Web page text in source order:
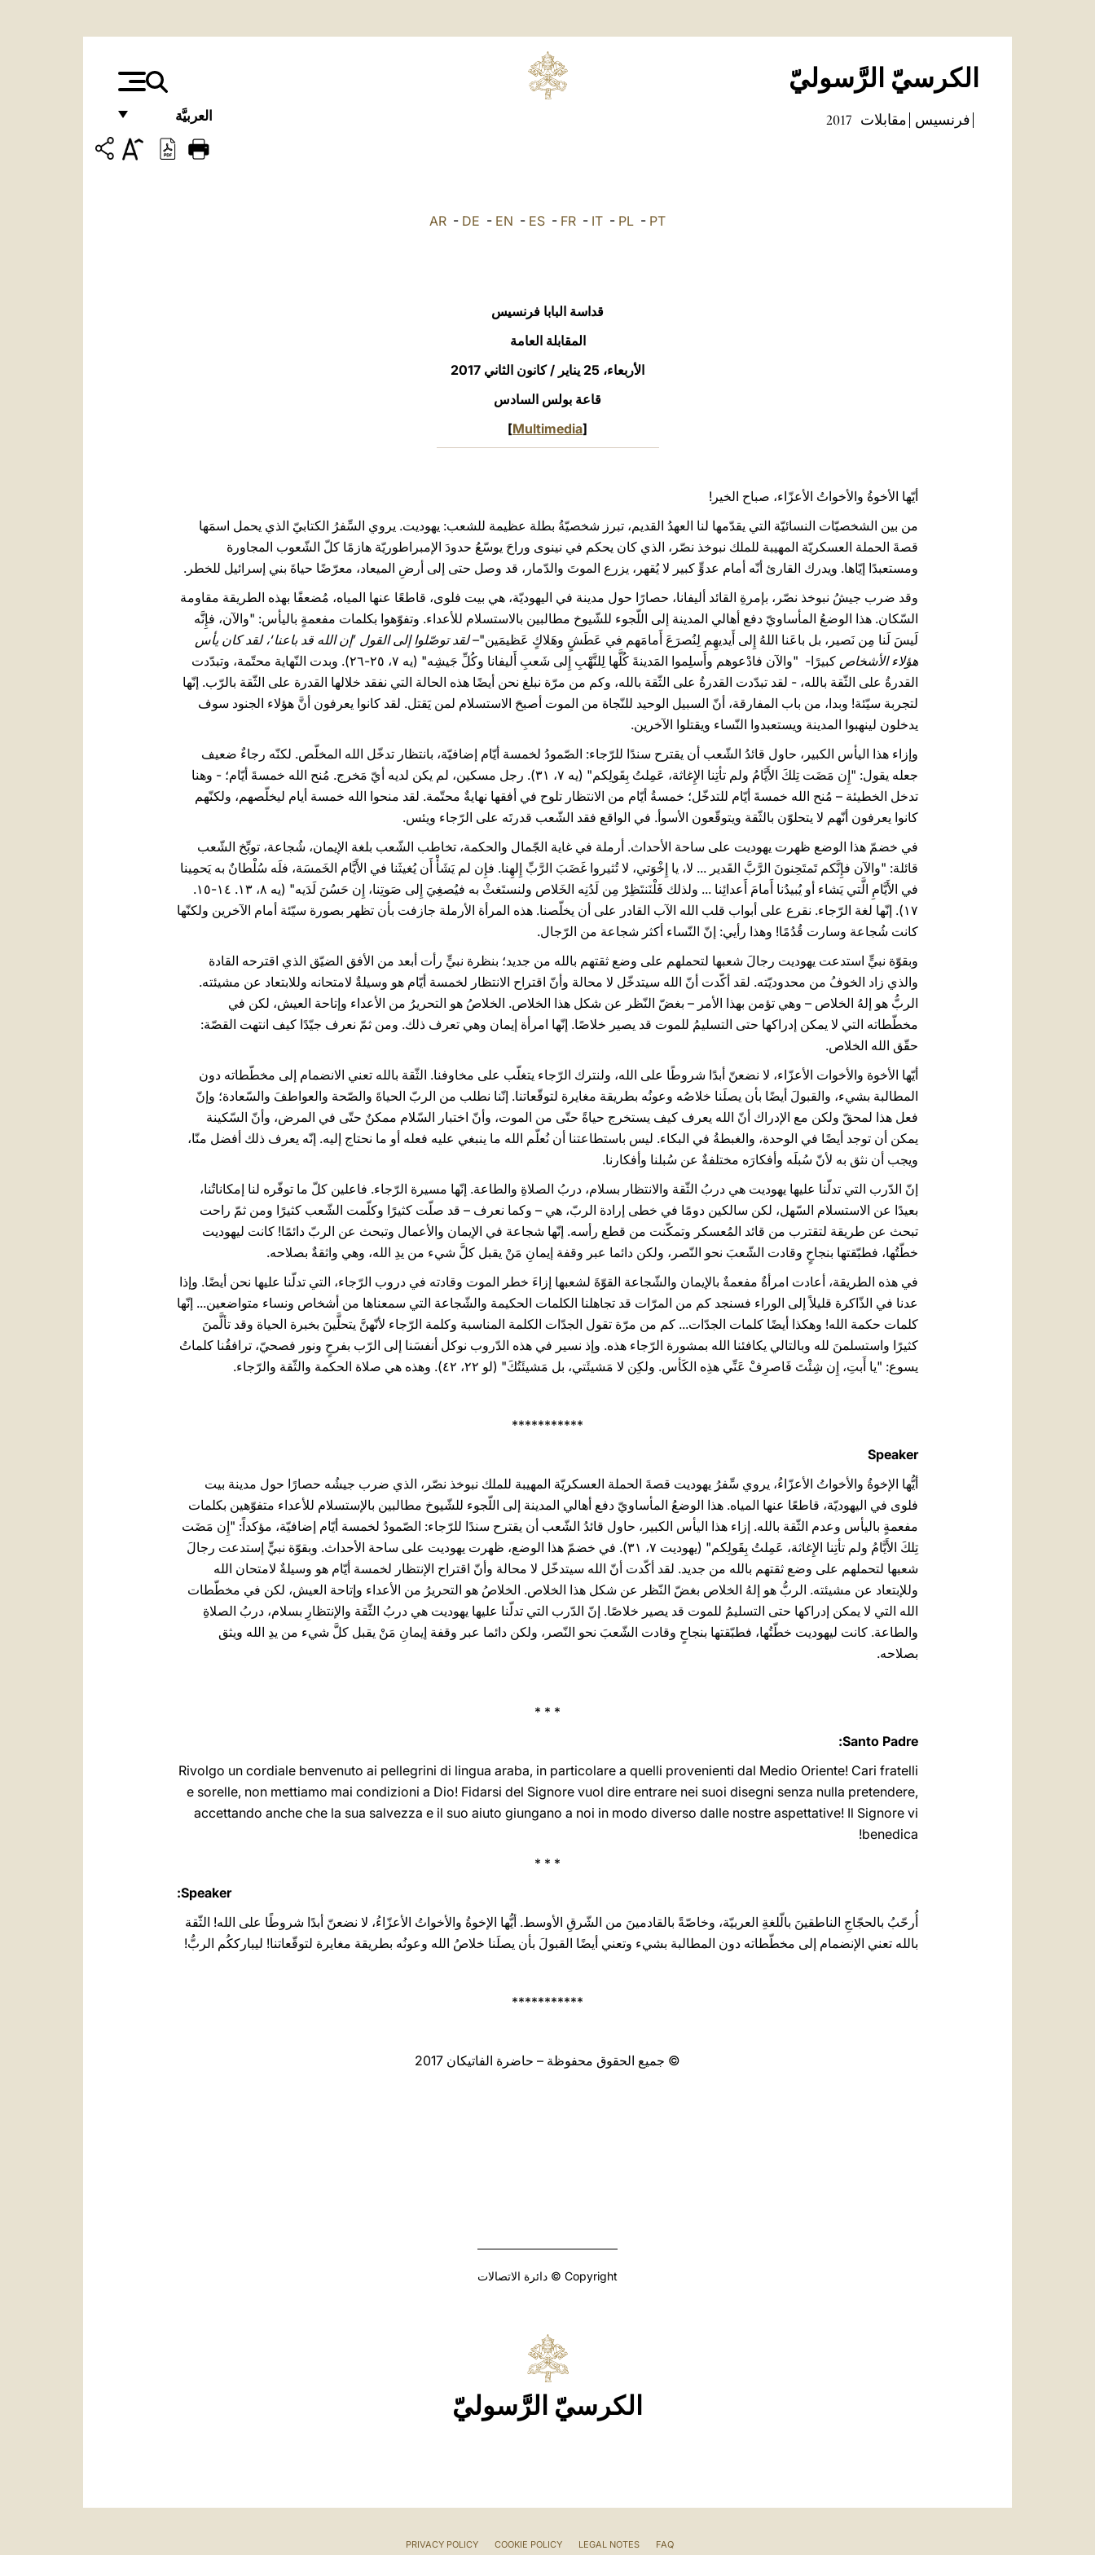
الكرسيّ الرَّسوليّ
العربيَّة
FRANÇAIS
فرنسيس مقابلات 2017
AR - DE - EN - ES - FR - IT - PL - PT
قداسة البابا فرنسيس
المقابلة العامة
الأربعاء، 25 يناير / كانون الثاني 2017‏
قاعة بولس السادس
[
Multimedia
]
أيّها الأخوةُ والأخواتُ الأعزّاء، صباح الخير!
من بين الشخصيّات النسائيّة التي يقدّمها لنا العهدُ القديم، تبرز شخصيّةُ بطلة عظيمة للشعب: يهوديت. يروي السِّفرُ الكتابيّ الذي يحمل اسمَها
قصةَ الحملة العسكريّة المهيبة للملك نبوخذ نصّر، الذي كان يحكم في نينوى وراحَ يوسّعُ حدودَ الإمبراطوريّة هازمًا كلّ الشّعوب المجاورة
ومستعبدًا إيّاها. ويدرك القارئ أنّه أمام عدوٍّ كبير لا يُقهر، يزرع الموتَ والدّمار، قد وصل حتى إلى أرضِ الميعاد، معرّضًا حياةَ بني إسرائيل للخطر.
وقد ضرب جيشُ نبوخذ نصّر، بإمرةِ القائد أليفانا، حصارًا حول مدينة في اليهوديّة، هي بيت فلوى، قاطعًا عنها المياه، مُضعفًا بهذه الطريقة مقاومة
السّكان. هذا الوضعُ المأساويّ دفع أهالي المدينة إلى اللّجوء للشّيوخ مطالبين بالاستسلام للأعداء. وتفوّهوا بكلمات مفعمةٍ باليأس: "والآن، فإِنَّه
لَيسَ لَنا مِن نَصير، بل باعَنا اللهُ إِلى أَيديهِم لِنُصرَعَ أَمامَهم في عَطَشٍ وهَلاكٍ عَظيمَين"– لقد توصّلوا إلى القول ’إن الله قد باعنا‘، لقد كان يأس
هؤلاء الأشخاص
كبيرًا- "والآن فادْعوهم وأَسلِموا المَدينةَ كُلَّها لِلنَّهْبِ إِلى شَعبِ أَليفانا وكُلِّ جَيشِه" (يه ٧، ۲٥-۲٦). وبدت النّهاية محتّمة، وتبدّدت
القدرةُ على الثّقة بالله، - لقد تبدّدت القدرةُ على الثّقة بالله، وكم من مرّة نبلغ نحن أيضًا هذه الحالة التي نفقد خلالها القدرة على الثّقة بالرّب. إنّها
لتجربة سيّئة! وبدا، من باب المفارقة، أنّ السبيل الوحيد للنّجاة من الموت أصبحَ الاستسلام لمن يَقتل. لقد كانوا يعرفون أنَّ هؤلاء الجنود سوف
يدخلون لينهبوا المدينة ويستعبدوا النّساء ويقتلوا الآخرين.
وإزاء هذا اليأس الكبير، حاول قائدُ الشّعب أن يقترح سندًا للرّجاء: الصّمودُ لخمسة أيّام إضافيّة، بانتظار تدخّل الله المخلّص. لكنّه رجاءٌ ضعيف
جعله يقول: "إِن مَضَت تِلكَ الأَيَّامُ ولم تأتِنا الإِغاثة، عَمِلتُ بِقَولِكم" (يه ٧، ۳۱). رجل مسكين، لم يكن لديه أيّ مَخرج. مُنح الله خمسةَ أيّام؛ - وهنا
تدخل الخطيئة – مُنح الله خمسةَ أيّام للتدخّل؛ خمسةُ أيّام من الانتظار تلوح في أفقها نهايةٌ محتّمة. لقد منحوا الله خمسة أيام ليخلّصهم، ولكنّهم
كانوا يعرفون أنّهم لا يتحلوّن بالثّقة ويتوقّعون الأسوأ. في الواقع فقد الشّعب قدرتَه على الرّجاء ويئس.
في خضمّ هذا الوضع ظهرت يهوديت على ساحة الأحداث. أرملة في غاية الجّمال والحكمة، تخاطب الشّعب بلغة الإيمان، شُجاعة، توبِّخ الشّعب
قائلة: "والآن فإِنَّكم تَمتَحِنونَ الرَّبَّ القَدير ... لا، يا إِخْوَتي، لا تُثيروا غَضَبَ الرَّبِّ إِلهِنا. فإِن لم يَشَأْ أَن يُغيثَنا في الأَيَّام الخَمسَة، فلَه سُلْطانٌ به يَحمِينا
في الأَيَّامِ الَّتي يَشاء أو يُبيدُنا أَمامَ أَعدائِنا ... ولذلك فَلْنَنتَظِرْ مِن لَدُنِه الخَلاص ولنستَغثْ به فيُصغِيَ إِلى صَوتِنا، إِن حَسُنَ لَدَيه" (يه ٨، ۱۳. ۱٤-۱٥.
۱٧). إنّها لغة الرّجاء. نقرع على أبواب قلب الله الآب القادر على أن يخلّصنا. هذه المرأة الأرملة جازفت بأن تظهر بصورة سيّئة أمام الآخرين ولكنّها
كانت شُجاعة وسارت قُدُمًا! وهذا رأيي: إنّ النّساء أكثر شجاعة من الرّجال.
وبقوّة نبيٍّ استدعت يهوديت رجالَ شعبها لتحملهم على وضع ثقتهم بالله من جديد؛ بنظرة نبيٍّ رأت أبعد من الأفق الضيّق الذي اقترحه القادة
والذي زاد الخوفُ من محدوديّته. لقد أكّدت أنّ الله سيتدخّل لا محالة وأنّ اقتراح الانتظار لخمسة أيّام هو وسيلةٌ لامتحانه وللابتعاد عن مشيئته.
الربُّ هو إلهُ الخلاص – وهي تؤمن بهذا الأمر – بغضّ النّظر عن شكل هذا الخلاص. الخلاصُ هو التحريرُ من الأعداء وإتاحة العيش، لكن في
مخطّطاته التي لا يمكن إدراكها حتى التسليمُ للموت قد يصير خلاصًا. إنّها امرأة إيمان وهي تعرف ذلك. ومن ثمّ نعرف جيّدًا كيف انتهت القصّة:
حقّق الله الخلاص.
أيّها الأخوة والأخوات الأعزّاء، لا نضعنّ أبدًا شروطًا على الله، ولنترك الرّجاء يتغلّب على مخاوفنا. الثّقة بالله تعني الانضمام إلى مخطّطاته دون
المطالبة بشيء، والقبولَ أيضًا بأن يصلَنا خلاصُه وعونُه بطريقة مغايرة لتوقّعاتنا. إنّنا نطلب من الربّ الحياةَ والصّحة والعواطفَ والسّعادة؛ وإنّ
فعل هذا لمحقّ ولكن مع الإدراك أنّ الله يعرف كيف يستخرج حياةً حتّى من الموت، وأنّ اختبار السّلام ممكنٌ حتّى في المرض، وأنّ السّكينة
يمكن أن توجد أيضًا في الوحدة، والغبطةُ في البكاء. ليس باستطاعتنا أن نُعلّم الله ما ينبغي عليه فعله أو ما نحتاج إليه. إنّه يعرف ذلك أفضل منّا،
ويجب أن نثق به لأنّ سُبلَه وأفكارَه مختلفةٌ عن سُبلنا وأفكارنا.
إنّ الدّرب التي تدلّنا عليها يهوديت هي دربُ الثّقة والانتظار بسلام، دربُ الصلاةِ والطاعة. إنّها مسيرة الرّجاء. فاعلين كلّ ما توفّره لنا إمكاناتُنا،
بعيدًا عن الاستسلام السّهل، لكن سالكين دومًا في خطى إرادة الربّ، هي – وكما نعرف – قد صلّت كثيرًا وكلّمت الشّعب كثيرًا ومن ثمّ راحت
تبحث عن طريقة لتقترب من قائد المُعسكر وتمكّنت من قطع رأسه. إنّها شجاعة في الإيمان والأعمال وتبحث عن الربّ دائمًا! كانت ليهوديت
خطّتُها، فطبّقتها بنجاحٍ وقادت الشّعبَ نحو النّصر، ولكن دائما عبر وقفة إيمانِ مَنْ يقبل كلَّ شيء من يدِ الله، وهي واثقةٌ بصلاحه.
في هذه الطريقة، أعادت امرأةٌ مفعمةٌ بالإيمان والشّجاعة القوّةَ لشعبها إزاءَ خطر الموت وقادته في دروب الرّجاء، التي تدلّنا عليها نحن أيضًا. وإذا
عدنا في الذّاكرة قليلاً إلى الوراء فسنجد كم من المرّات قد تجاهلنا الكلمات الحكيمة والشّجاعة التي سمعناها من أشخاص ونساء متواضعين... إنّها
كلمات حكمة الله! وهكذا أيضًا كلمات الجدّات... كم من مرّة تقول الجدّات الكلمة المناسبة وكلمة الرّجاء لأنّهنَّ يتحلَّينَ بخبرة الحياة وقد تألَّمنَ
كثيرًا واستسلمنَ لله وبالتالي يكافئنا الله بمشورة الرّجاء هذه. وإذ نسير في هذه الدّروب نوكل أنفسَنا إلى الرّب بفرحٍ ونور فصحيّ، ترافقُنا كلماتُ
يسوع: "يا أَبتِ، إِن شِئْتَ فَاصرِفْ عَنِّي هذِه الكَأس. ولكِن لا مَشيئَتي، بل مَشيئَتُكَ" (لو ۲۲، ٤۲). وهذه هي صلاة الحكمة والثّقة والرّجاء.
***********
Speaker
أيُّها الإخوةُ والأخواتُ الأعزّاءُ، يروي سِّفرُ يهوديت قصةَ الحملة العسكريّة المهيبة للملك نبوخذ نصّر، الذي ضرب جيشُه حصارًا حول مدينة بيت
فلوى في اليهوديّة، قاطعًا عنها المياه. هذا الوضعُ المأساويّ دفع أهالي المدينة إلى اللّجوء للشّيوخ مطالبين بالإستسلام للأعداء متفوّهين بكلمات
مفعمةٍ باليأس وعدم الثّقة بالله. إزاء هذا اليأس الكبير، حاول قائدُ الشّعب أن يقترح سندًا للرّجاء: الصّمودُ لخمسة أيّام إضافيّة، مؤكداً: "إِن مَضَت
تِلكَ الأَيَّامُ ولم تأتِنا الإِغاثة، عَمِلتُ بِقَولِكم" (يهوديت ٧، ۳۱). في خضمّ هذا الوضع، ظهرت يهوديت على ساحة الأحداث. وبقوّة نبيٍّ إستدعت رجالَ
شعبها لتحملهم على وضع ثقتهم بالله من جديد. لقد أكّدت أنّ الله سيتدخّل لا محالة وأنّ اقتراح الإنتظار لخمسة أيّام هو وسيلةٌ لامتحان الله
وللإبتعاد عن مشيئته. الربُّ هو إلهُ الخلاص بغضّ النّظر عن شكل هذا الخلاص. الخلاصُ هو التحريرُ من الأعداء وإتاحة العيش، لكن في مخطّطات
الله التي لا يمكن إدراكها حتى التسليمُ للموت قد يصير خلاصًا. إنّ الدّرب التي تدلّنا عليها يهوديت هي دربُ الثّقة والإنتظارِ بسلام، دربُ الصلاةِ
والطاعة. كانت ليهوديت خطّتُها، فطبّقتها بنجاحٍ وقادت الشّعبَ نحو النّصر، ولكن دائما عبر وقفة إيمانِ مَنْ يقبل كلَّ شيء من يدِ الله ويثق
بصلاحه.
* * *
Santo Padre:
Rivolgo un cordiale benvenuto ai pellegrini di lingua araba, in particolare a quelli provenienti dal Medio Oriente! Cari fratelli
e sorelle, non mettiamo mai condizioni a Dio! Fidarsi del Signore vuol dire entrare nei suoi disegni senza nulla pretendere,
accettando anche che la sua salvezza e il suo aiuto giungano a noi in modo diverso dalle nostre aspettative! Il Signore vi
benedica!
* * *
Speaker:
أُرحّبُ بالحجّاجِ الناطقينَ بالّلغةِ العربيّة، وخاصّةً بالقادمينَ من الشّرقِ الأوسط. أيُّها الإخوةُ والأخواتُ الأعزّاءُ، لا نضعنّ أبدًا شروطًا على الله! الثّقة
بالله تعني الإنضمام إلى مخطّطاته دون المطالبة بشيء وتعني أيضًا القبولَ بأن يصلَنا خلاصُ الله وعونُه بطريقة مغايرة لتوقّعاتنا! ليبارككُم الربُّ!
***********
© جميع الحقوق محفوظة – حاضرة الفاتيكان 2017
Copyright © دائرة الاتصالات
الكرسيّ الرَّسوليّ
FAQ
LEGAL NOTES
COOKIE POLICY
PRIVACY POLICY